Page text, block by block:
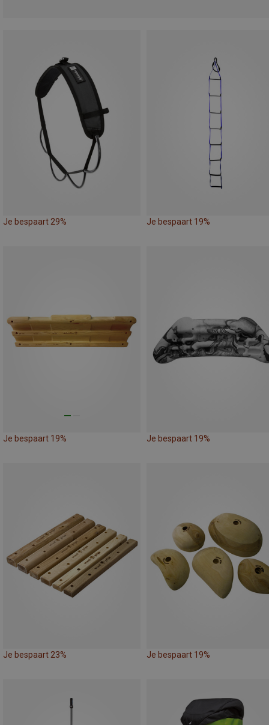
Je bespaart 29% Je bespaart 19%
Je bespaart 19% Je bespaart 19%
Je bespaart 23% Je bespaart 19%